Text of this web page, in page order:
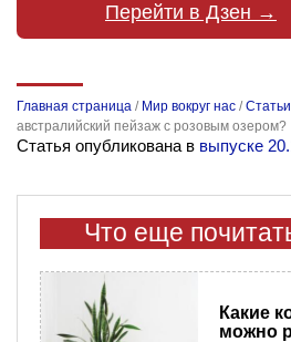
Перейти в Дзен →
Главная страница / Мир вокруг нас /Статьи
австралийский пейзаж с розовым озером?
Статья опубликована в выпуске
Что еще
Какие
можно